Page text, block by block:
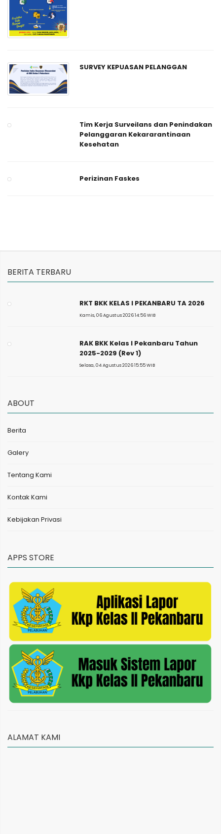
SURVEY KEPUASAN PELANGGAN
Tim Kerja Surveilans dan Penindakan
Pelanggaran Kekararantinaan
Kesehatan
Perizinan Faskes
BERITA TERBARU
RKT BKK KELAS I PEKANBARU TA 2026
Kamis, 06 Agustus 2026 14:56 WIB
RAK BKK Kelas I Pekanbaru Tahun
2025-2029 (Rev 1)
Selasa, 04 Agustus 2026 15:55 WIB
ABOUT
Berita
Galery
Tentang Kami
Kontak Kami
Kebijakan Privasi
APPS STORE
ALAMAT KAMI